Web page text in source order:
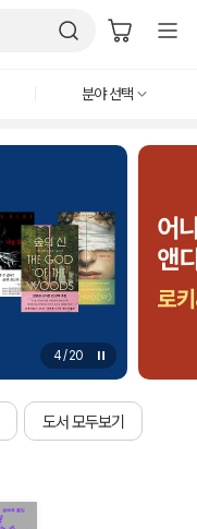
분야 선택
4/20
도서 모두보기